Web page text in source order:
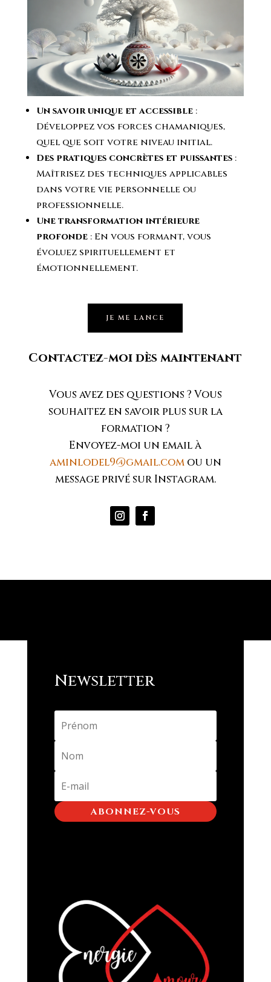
Un savoir unique et accessible:
Développez vos forces chamaniques,
quel que soit votre niveau initial.
Des pratiques concrètes et puissantes:
Maîtrisez des techniques applicables
dans votre vie personnelle ou
professionnelle.
Une transformation intérieure
profonde: En vous formant, vous
évoluez spirituellement et
émotionnellement.
JE ME LANCE
Contactez-moi dès maintenant
Vous avez des questions ? Vous
souhaitez en savoir plus sur la
formation ?
Envoyez-moi un email à
aminlodel9@gmail.comou un
message privé sur Instagram.
Newsletter
ABONNEZ-VOUS